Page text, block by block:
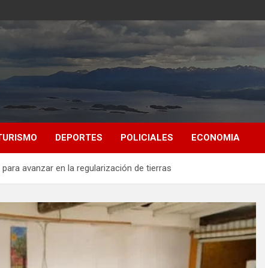
DEPORTES POLICIALES ECONOMIA
avanzar en la regularización de tierras